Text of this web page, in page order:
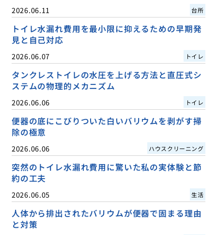
2026.06.11 台所
トイレ水漏れ費用を最小限に抑えるための早期発
見と自己対応
2026.06.07 トイレ
タンクレストイレの水圧を上げる方法と直圧式シ
ステムの物理的メカニズム
2026.06.06 トイレ
便器の底にこびりついた白いバリウムを剥がす掃
除の極意
2026.06.06 ハウスクリーニング
突然のトイレ水漏れ費用に驚いた私の実体験と節
約の工夫
2026.06.05 生活
人体から排出されたバリウムが便器で固まる理由
と対策